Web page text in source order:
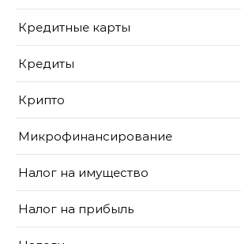
Кредитные карты
Кредиты
Крипто
Микрофинансирование
Налог на имущество
Налог на прибыль